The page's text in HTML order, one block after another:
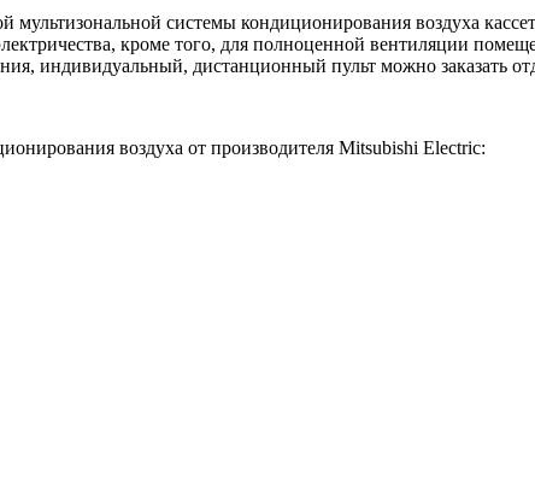
мультизональной системы кондиционирования воздуха
кроме того, для полноценной вентиляции
индивидуальный, дистанционный пульт можно заказать
воздуха от производителя Mitsubishi Electric: